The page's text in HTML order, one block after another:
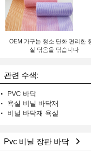
OEM 가구는 청소 단화 편리한
실 닦음을 닦습니다
관련 수색:
PVC 바닥
욕실 비닐 바닥재
비닐 바닥재 욕실
Pvc 비닐 장판 바닥